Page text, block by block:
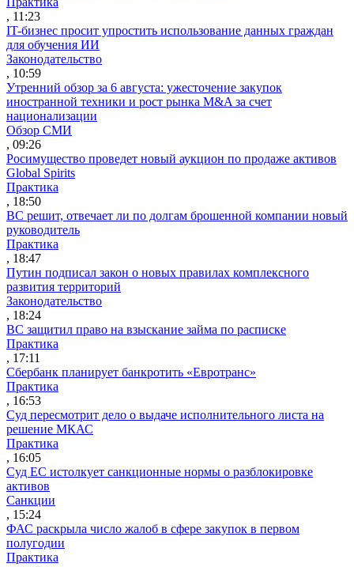
, 11:23
IT-бизнес просит упростить использование данных граждан
для обучения ИИ
Законодательство
, 10:59
Утренний обзор за 6 августа: ужесточение закупок
иностранной техники и рост рынка M&A за счет
национализации
Обзор СМИ
, 09:26
Росимущество проведет новый аукцион по продаже активов
Global Spirits
Практика
, 18:50
ВС решит, отвечает ли по долгам брошенной компании новый
руководитель
Практика
, 18:47
Путин подписал закон о новых правилах комплексного
развития территорий
Законодательство
, 18:24
ВС защитил право на взыскание займа по расписке
Практика
, 17:11
Сбербанк планирует банкротить «Евротранс»
Практика
, 16:53
Суд пересмотрит дело о выдаче исполнительного листа на
решение МКАС
Практика
, 16:05
Суд ЕС истолкует санкционные нормы о разблокировке
активов
Санкции
, 15:24
ФАС раскрыла число жалоб в сфере закупок в первом
полугодии
Практика